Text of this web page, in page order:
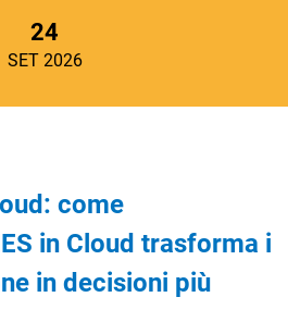
24
SET 2026
come
in Cloud trasforma i
in decisioni più